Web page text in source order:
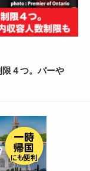
４つ。バーや